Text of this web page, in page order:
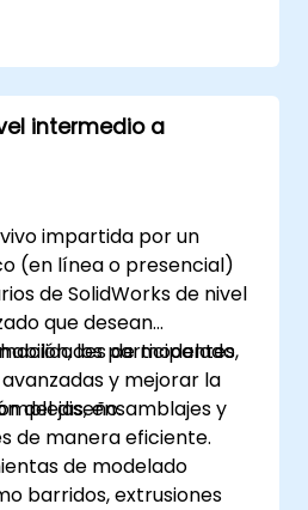
de modelado
intermedio a
impartida por un
(en línea o presencial)
de SolidWorks de nivel
que desean
de modelado,
y mejorar la
del diseño.
los participantes
ensamblajes y
de manera eficiente.
de modelado
barridos, extrusiones